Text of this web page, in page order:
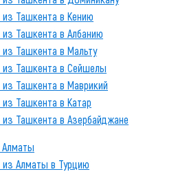
Ташкента в Кению
Ташкента в Албанию
Ташкента в Мальту
из Ташкента в Сейшелы
Ташкента в Маврикий
Ташкента в Катар
Ташкента в Азербайджане
Алматы
Алматы в Турцию